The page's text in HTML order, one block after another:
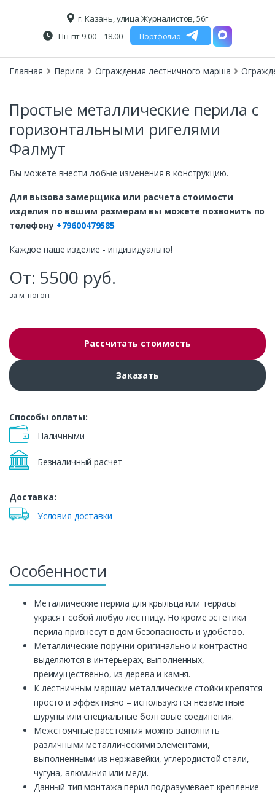
г. Казань, улица Журналистов, 56г
Пн-пт 9.00 – 18.00
Портфолио
Главная Перила Ограждения лестничного марша
Простые металлические перила с
горизонтальными ригелями
Фалмут
Вы можете внести любые изменения в конструкцию.
Для вызова замерщика или расчета стоимости
изделия по вашим размерам вы можете позвонить по
телефону +79600479585
Каждое наше изделие - индивидуально!
От: 5500 руб.
за м. погон.
Рассчитать стоимость
Заказать
Способы оплаты:
Наличными
Безналичный расчет
Доставка:
Условия доставки
Особенности
Металлические перила для крыльца или террасы
украсят собой любую лестницу. Но кроме эстетики
перила привнесут в дом безопасность и удобство.
Металлические поручни оригинально и контрастно
выделяются в интерьерах, выполненных,
преимущественно, из дерева и камня.
К лестничным маршам металлические стойки крепятся
просто и эффективно – используются незаметные
шурупы или специальные болтовые соединения.
Межстоячные расстояния можно заполнить
различными металлическими элементами,
выполненными из нержавейки, углеродистой стали,
чугуна, алюминия или меди.
Данный тип монтажа перил подразумевает крепление